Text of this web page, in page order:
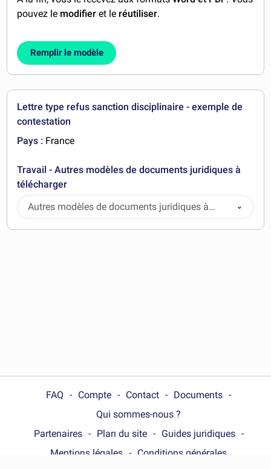
pouvez le modifier et le réutiliser.
Remplir le modèle
Lettre type refus sanction disciplinaire - exemple de
contestation
Pays : France
Travail - Autres modèles de documents juridiques à
télécharger
Autres modèles de documents juridiques à
télécharger
FAQ Compte Contact
Documents
Qui sommes-nous ?
Partenaires
Plan du site
Guides juridiques
Mentions légales
Conditions générales